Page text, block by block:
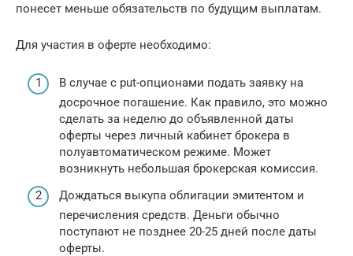
понесет меньше обязательств по будущим выплатам.
Для участия в оферте необходимо:
В случае с put-опционами подать заявку на
досрочное погашение. Как правило, это можно
сделать за неделю до объявленной даты
оферты через личный кабинет брокера в
полуавтоматическом режиме. Может
возникнуть небольшая брокерская комиссия.
Дождаться выкупа облигации эмитентом и
перечисления средств. Деньги обычно
поступают не позднее 20-25 дней после даты
оферты.